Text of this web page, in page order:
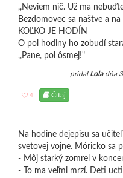
,,Neviem nič. Už ma
Bezdomovec sa naštve a
KOĽKO JE HODÍN
O pol hodiny ho zobudí
,,Pane, pol ôsmej!"
pridal Loladňa
4 Čítaj
Na hodine dejepisu sa
svetovej vojne. Móricko sa
- Môj starký zomrel v
- To ma veľmi mrzí. Deti